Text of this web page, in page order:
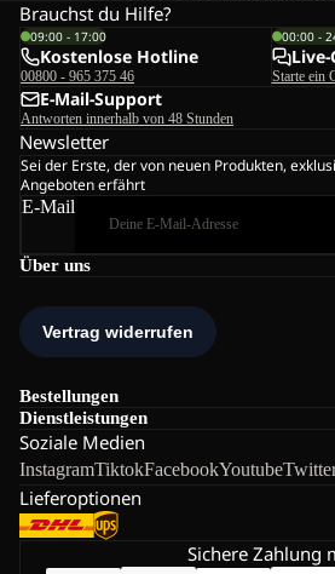
Über uns
Bestellungen
Dienstleistungen
Soziale Medien
InstagramTiktokFacebookYoutube
Lieferoptionen
Brauchst du Hilfe?
09:00 - 17:00
Kostenlose Hotline
00800 - 965 375 46
00:00 -
Live-
Starte ein
E-Mail-Support
Antworten innerhalb von 48 Stunden
Newsletter
Sei der Erste, der von neuen Produkten,
Angeboten erfährt
E-Mail
Sichere Zahlung